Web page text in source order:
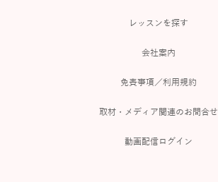
レッスンを探す
会社案内
免責事項／利用規約
取材・メディア関連のお問合せ
動画配信ログイン